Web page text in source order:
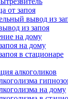
от запоя
вывод из
из запоя
на дому
на дому
в стационаре
алкоголиков
на дому